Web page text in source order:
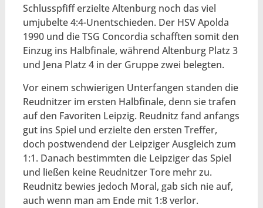
Schlusspfiff erzielte Altenburg noch das viel
umjubelte 4:4-Unentschieden. Der HSV Apolda
1990 und die TSG Concordia schafften somit den
Einzug ins Halbfinale, während Altenburg Platz 3
und Jena Platz 4 in der Gruppe zwei belegten.
Vor einem schwierigen Unterfangen standen die
Reudnitzer im ersten Halbfinale, denn sie trafen
auf den Favoriten Leipzig. Reudnitz fand anfangs
gut ins Spiel und erzielte den ersten Treffer,
doch postwendend der Leipziger Ausgleich zum
1:1. Danach bestimmten die Leipziger das Spiel
und ließen keine Reudnitzer Tore mehr zu.
Reudnitz bewies jedoch Moral, gab sich nie auf,
auch wenn man am Ende mit 1:8 verlor.